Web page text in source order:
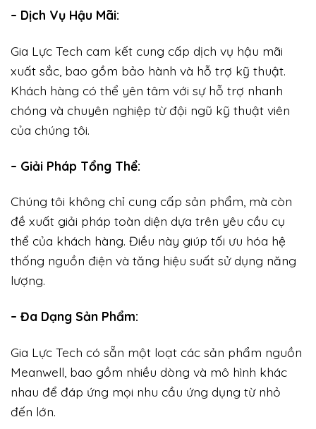
– Dịch Vụ Hậu Mãi:
Gia Lực Tech cam kết cung cấp dịch vụ hậu mãi
xuất sắc, bao gồm bảo hành và hỗ trợ kỹ thuật.
Khách hàng có thể yên tâm với sự hỗ trợ nhanh
chóng và chuyên nghiệp từ đội ngũ kỹ thuật viên
của chúng tôi.
– Giải Pháp Tổng Thể:
Chúng tôi không chỉ cung cấp sản phẩm, mà còn
đề xuất giải pháp toàn diện dựa trên yêu cầu cụ
thể của khách hàng. Điều này giúp tối ưu hóa hệ
thống nguồn điện và tăng hiệu suất sử dụng năng
lượng.
– Đa Dạng Sản Phẩm:
Gia Lực Tech có sẵn một loạt các sản phẩm nguồn
Meanwell, bao gồm nhiều dòng và mô hình khác
nhau để đáp ứng mọi nhu cầu ứng dụng từ nhỏ
đến lớn.